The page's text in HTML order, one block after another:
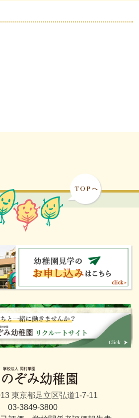
東京都足立区弘道1-7-11
03-3849-3800